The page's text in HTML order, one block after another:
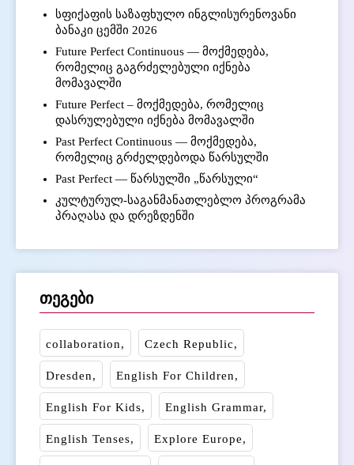
სფიქაფის საზაფხულო ინგლისურენოვანი
ბანაკი ცემში 2026
Future Perfect Continuous — მოქმედება,
რომელიც გაგრძელებული იქნება
მომავალში
Future Perfect – მოქმედება, რომელიც
დასრულებული იქნება მომავალში
Past Perfect Continuous — მოქმედება,
რომელიც გრძელდებოდა წარსულში
Past Perfect — წარსულში „წარსული“
კულტურულ-საგანმანათლებლო პროგრამა
პრაღასა და დრეზდენში
თეგები
collaboration Czech Republic
Dresden English For Children
English For Kids English Grammar
English Tenses Explore Europe